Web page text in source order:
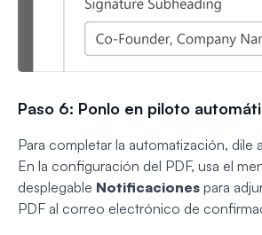
Paso 6: Ponlo en piloto
Para completar la automatización, dile
En la configuración del PDF, usa el
desplegable Notificaciones para
PDF al correo electrónico de